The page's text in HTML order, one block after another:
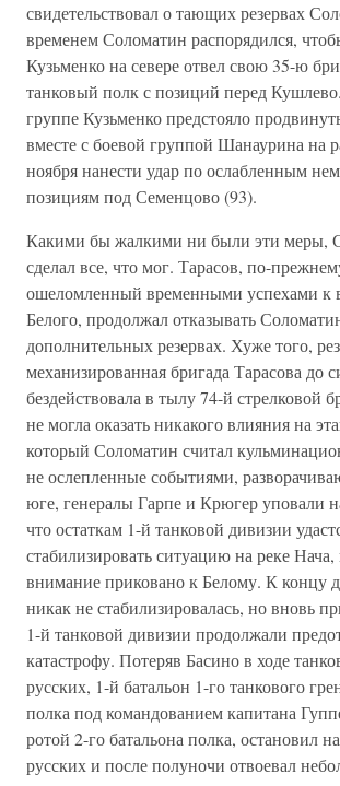
свидетельствовал о тающих резервах
временем Соломатин распорядился,
Кузьменко на севере отвел свою 35-ю
танковый полк с позиций перед
группе Кузьменко предстояло
вместе с боевой группой Шанаурина на
ноября нанести удар по ослабленным
позициям под Семенцово (93).
Какими бы жалкими ни были эти меры,
сделал все, что мог. Тарасов, по-
ошеломленный временными успехами к
Белого, продолжал отказывать
дополнительных резервах. Хуже того,
механизированная бригада Тарасова до
бездействовала в тылу 74-й стрелковой
не могла оказать никакого влияния на
который Соломатин считал
не ослепленные событиями,
юге, генералы Гарпе и Крюгер уповали
что остаткам 1-й танковой дивизии
стабилизировать ситуацию на реке
внимание приковано к Белому. К концу
никак не стабилизировалась, но вновь
1-й танковой дивизии продолжали
катастрофу. Потеряв Басино в ходе
русских, 1-й батальон 1-го танкового
полка под командованием капитана
ротой 2-го батальона полка, остановил
русских и после полуночи отвоевал